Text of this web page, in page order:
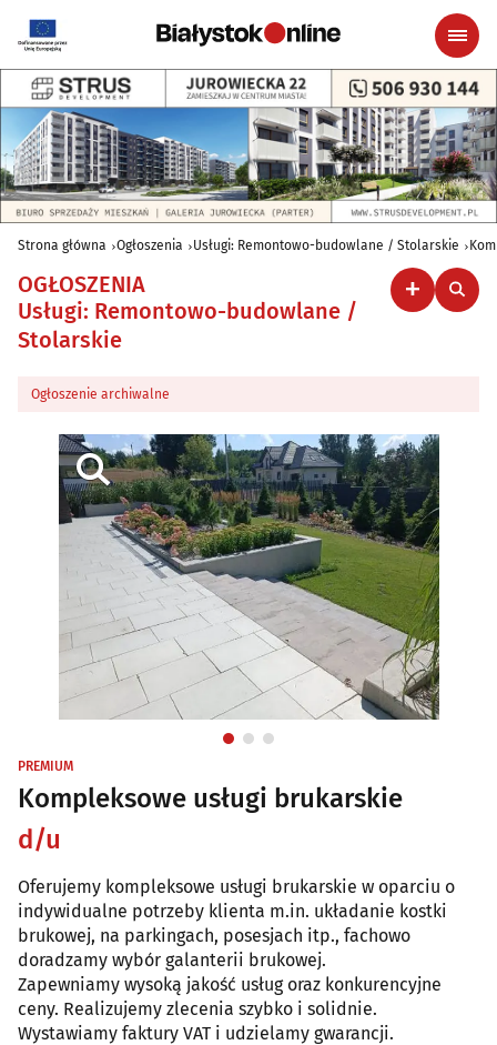
Strona główna Ogłoszenia Usługi: Remontowo-budowlane / Stolarskie
OGŁOSZENIA
Usługi: Remontowo-budowlane /
Stolarskie
Ogłoszenie archiwalne
PREMIUM
Kompleksowe usługi brukarskie
d/u
Oferujemy kompleksowe usługi brukarskie w oparciu o
indywidualne potrzeby klienta m.in. układanie kostki
brukowej, na parkingach, posesjach itp., fachowo
doradzamy wybór galanterii brukowej.
Zapewniamy wysoką jakość usług oraz konkurencyjne
ceny. Realizujemy zlecenia szybko i solidnie.
Wystawiamy faktury VAT i udzielamy gwarancji.